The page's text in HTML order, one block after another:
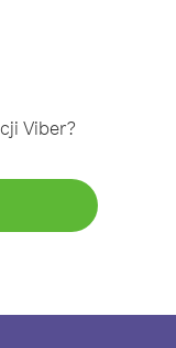
Viber?